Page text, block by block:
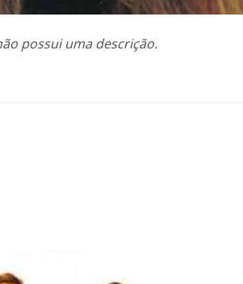
possui uma descrição.